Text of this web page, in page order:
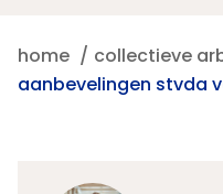
home
collectieve
aanbevelingen stvda